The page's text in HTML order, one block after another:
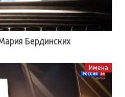
Бердинских
Имена